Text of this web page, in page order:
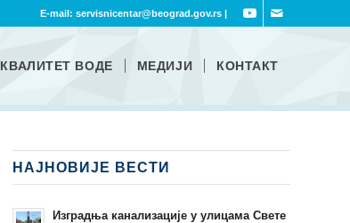
E-mail: servisnicentar@beograd.gov.rs |
КВАЛИТЕТ ВОДЕ МЕДИЈИ КОНТАКТ
НАЈНОВИЈЕ ВЕСТИ
Изградња канализације у улицама Свете